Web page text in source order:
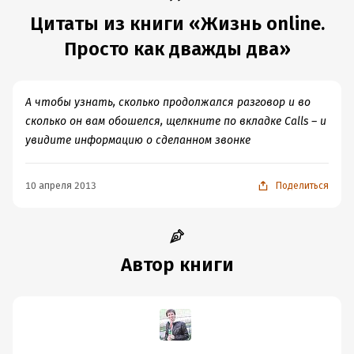
Цитаты из книги «Жизнь online.
Просто как дважды два»
А чтобы узнать, сколько продолжался разговор и во
сколько он вам обошелся, щелкните по вкладке Calls – и
увидите информацию о сделанном звонке
10 апреля 2013 Поделиться
Автор книги